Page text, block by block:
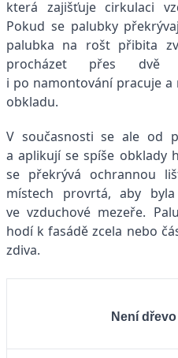
která zajišťuje cirkulaci
Pokud se palubky
palubka na rošt přibita
procházet přes dvě
i po namontování pracuje
obkladu.
V současnosti se ale od
a aplikují se spíše obklady
se překrývá ochrannou
místech provrtá, aby
ve vzduchové mezeře.
hodí k fasádě zcela nebo
zdiva.
Není